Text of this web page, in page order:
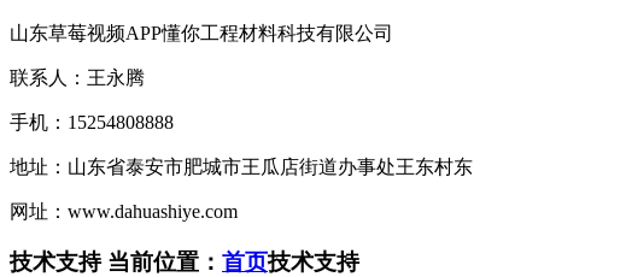
山东草莓视频APP懂你工程材料科技有限公司
联系人：王永腾
手机：15254808888
地址：山东省泰安市肥城市王瓜店街道办事处王东村东
网址：www.dahuashiye.com
技术支持 当前位置： 首页技术支持